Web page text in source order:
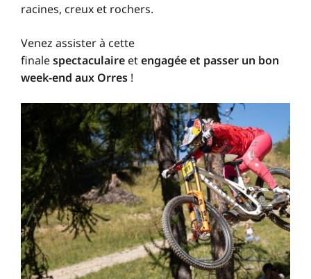
racines, creux et rochers.
Venez assister à cette
finalespectaculaire etengagée et passer un bon
week-end aux Orres !